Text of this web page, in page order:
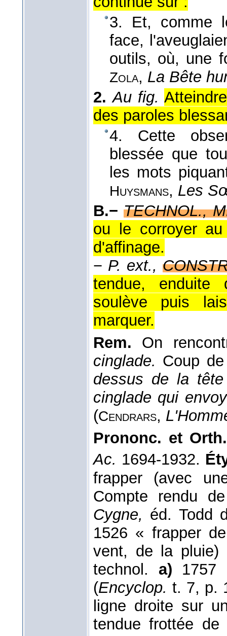
3. Et, comme
face,
outils, où, une
Zola, La Bête
2. Au fig.
des paroles
4. Cette
blessée que
les mots
Huysmans, Les
B.− TECHNOL.,
ou le corroyer
d'affinage.
− P. ext.,
tendue, enduite
soulève puis
marquer.
Rem. On
cinglade. Coup
dessus de la
cinglade qui
(Cendrars,
Prononc. et
Ac. 1694-1932.
frapper (avec
Compte rendu
Cygne, éd. Todd
1526 « frapper
vent, de la pluie)
technol. a) 1757
(Encyclop. t. 7, p.
ligne droite sur
tendue frottée